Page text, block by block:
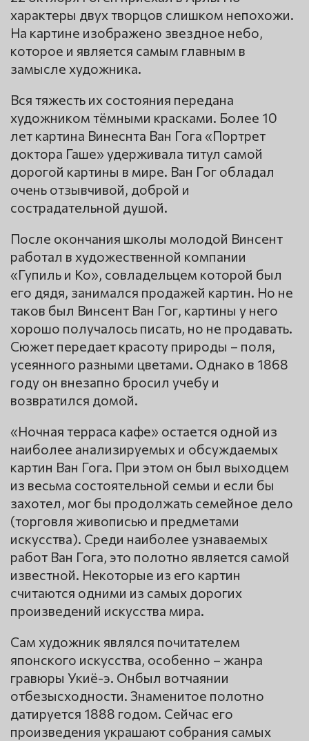
характеры двух творцов слишком непохожи.
На картине изображено звездное небо,
которое и является самым главным в
замысле художника.
Вся тяжесть их состояния передана
художником тёмными красками. Более 10
лет картина Винеснта Ван Гога «Портрет
доктора Гаше» удерживала титул самой
дорогой картины в мире. Ван Гог обладал
очень отзывчивой, доброй и
сострадательной душой.
После окончания школы молодой Винсент
работал в художественной компании
«Гупиль и Ко», совладельцем которой был
его дядя, занимался продажей картин. Но не
таков был Винсент Ван Гог, картины у него
хорошо получалось писать, но не продавать.
Сюжет передает красоту природы – поля,
усеянного разными цветами. Однако в 1868
году он внезапно бросил учебу и
возвратился домой.
«Ночная терраса кафе» остается одной из
наиболее анализируемых и обсуждаемых
картин Ван Гога. При этом он был выходцем
из весьма состоятельной семьи и если бы
захотел, мог бы продолжать семейное дело
(торговля живописью и предметами
искусства). Среди наиболее узнаваемых
работ Ван Гога, это полотно является самой
известной. Некоторые из его картин
считаются одними из самых дорогих
произведений искусства мира.
Сам художник являлся почитателем
японского искусства, особенно – жанра
гравюры Укиё-э. Онбыл вотчаянии
отбезысходности. Знаменитое полотно
датируется 1888 годом. Сейчас его
произведения украшают собрания самых